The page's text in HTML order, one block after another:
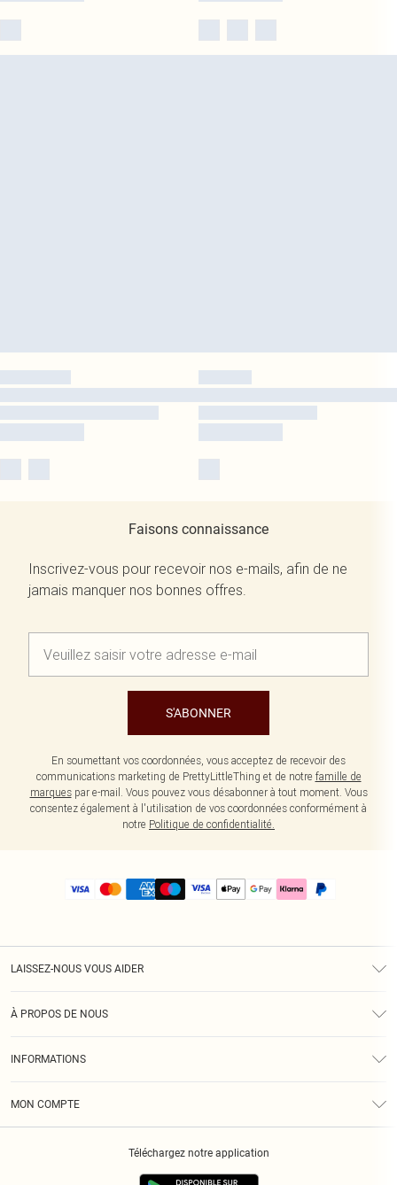
Faisons connaissance
Inscrivez-vous pour recevoir nos e-mails, afin de ne
jamais manquer nos bonnes offres.
S'ABONNER
En soumettant vos coordonnées, vous acceptez de recevoir des
communications marketing de PrettyLittleThing et de notre famille de
marquespar e-mail. Vous pouvez vous désabonner à tout moment. Vous
consentez également à l'utilisation de vos coordonnées conformément à
notre Politique de confidentialité.
LAISSEZ-NOUS VOUS AIDER
À PROPOS DE NOUS
INFORMATIONS
MON COMPTE
Téléchargez notre application